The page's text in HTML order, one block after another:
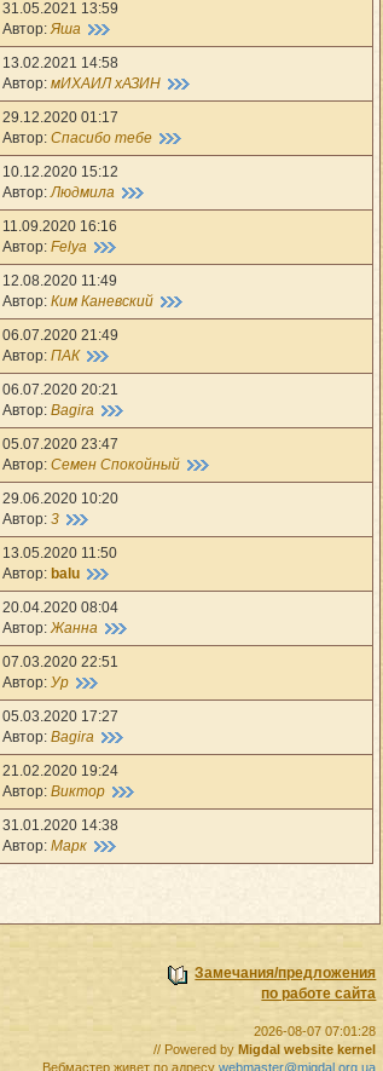
31.05.2021 13:59
Автор:Яша
13.02.2021 14:58
Автор: мИХАИЛ хАЗИН
29.12.2020 01:17
Автор: Спасибо тебе
10.12.2020 15:12
Автор:Людмила
11.09.2020 16:16
Автор: Felya
12.08.2020 11:49
Автор: Ким Каневский
06.07.2020 21:49
Автор: ПАК
06.07.2020 20:21
Автор: Bagira
05.07.2020 23:47
Автор: Семен Спокойный
29.06.2020 10:20
Автор: 3
13.05.2020 11:50
Автор: balu
20.04.2020 08:04
Автор:Жанна
07.03.2020 22:51
Автор: Ур
05.03.2020 17:27
Автор: Bagira
21.02.2020 19:24
Автор: Виктор
31.01.2020 14:38
Автор: Марк
Замечания/предложения
по работе сайта
2026-08-07 07:01:28
// Powered byMigdal website kernel
Вебмастер живет по адресуwebmaster@migdal.org.ua